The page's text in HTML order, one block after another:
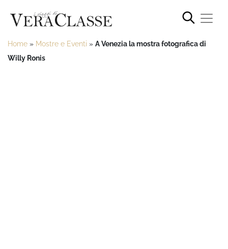
Home » Mostre e Eventi » A Venezia la mostra fotografica di
Willy Ronis